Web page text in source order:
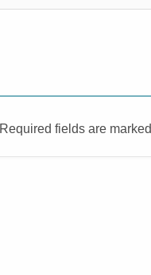
fields are marked